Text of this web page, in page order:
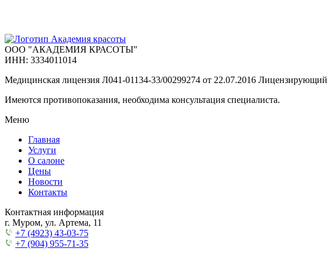
ООО "АКАДЕМИЯ КРАСОТЫ"
ИНН: 3334011014
Медицинская лицензия Л041-01134-33/00299274 от 22.07.2016
Имеются противопоказания, необходима консультация специалиста.
Меню
Главная
Услуги
О салоне
Цены
Новости
Контакты
Контактная информация
г. Муром, ул. Артема, 11
+7 (4923) 43-03-75
+7 (904) 955-71-35